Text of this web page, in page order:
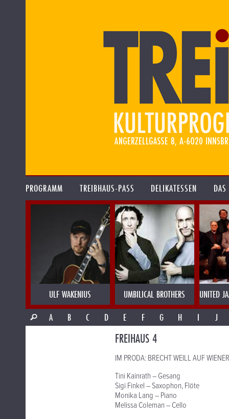
PROGRAMM TREIBHAUS-PASS DELIKATESSEN
ULF WAKENIUS UMBILICAL BROTHERS
UNITED
A
B C D E F G H I J
FREIHAUS 4
IM PRODA: BRECHT WEILL AUF
Tini Kainrath – Gesang
Sigi Finkel – Saxophon, Flöte
Monika Lang – Piano
Melissa Coleman – Cello